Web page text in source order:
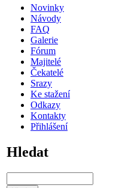
Novinky
Návody
FAQ
Galerie
Fórum
Majitelé
Čekatelé
Srazy
Ke stažení
Odkazy
Kontakty
Přihlášení
Hledat